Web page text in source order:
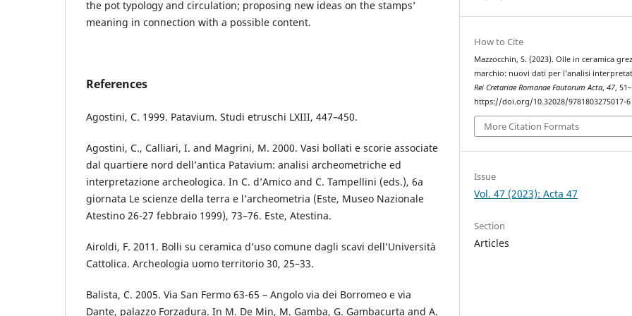
the pot typology and circulation; proposing new ideas on the stamps’
meaning in connection with a possible content.
References
Agostini, C. 1999. Patavium. Studi etruschi LXIII, 447–450.
Agostini, C., Calliari, I. and Magrini, M. 2000. Vasi bollati e scorie associate
dal quartiere nord dell’antica Patavium: analisi archeometriche ed
interpretazione archeologica. In C. d’Amico and C. Tampellini (eds.), 6a
giornata Le scienze della terra e l’archeometria (Este, Museo Nazionale
Atestino 26-27 febbraio 1999), 73–76. Este, Atestina.
Airoldi, F. 2011. Bolli su ceramica d’uso comune dagli scavi dell’Università
Cattolica. Archeologia uomo territorio 30, 25–33.
Balista, C. 2005. Via San Fermo 63-65 – Angolo via dei Borromeo e via
Dante, palazzo Forzadura. In M. De Min, M. Gamba, G. Gambacurta and A.
How to Cite
Mazzocchin, S. (2023). Olle in ceramica
marchio: nuovi dati per l’analisi
Rei Cretariae Romanae Fautorum Acta,47,
https://doi.org/10.32028/9781803275017-6
More Citation Formats
Issue
Vol. 47 (2023): Acta 47
Section
Articles